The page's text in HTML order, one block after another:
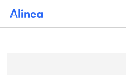
hovedindhold